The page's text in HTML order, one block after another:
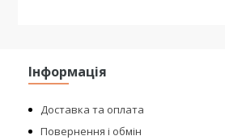
Інформація
Доставка та оплата
Повернення і обмін